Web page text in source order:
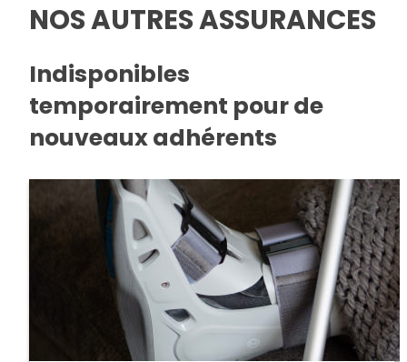
NOS AUTRES ASSURANCES
Indisponibles
temporairement pour de
nouveaux adhérents